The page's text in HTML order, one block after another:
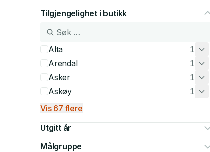
Tilgjengelighet i butikk
Alta
1
Arendal
1
Asker
1
Askøy
1
Vis 67 flere
Utgitt år
Målgruppe